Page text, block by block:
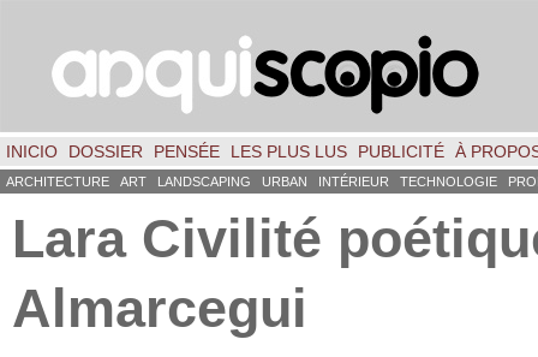
INICIO DOSSIER PENSÉE LES PLUS LUS PUBLICITÉ À
ARCHITECTURE ART LANDSCAPING URBAN INTÉRIEUR TECHNOLOGIE
Lara Civilité
Almarcegui